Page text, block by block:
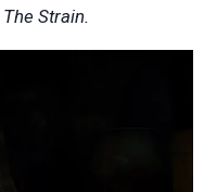
The Strain.